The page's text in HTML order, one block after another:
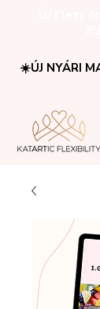
☀️ÚJ NYÁRI